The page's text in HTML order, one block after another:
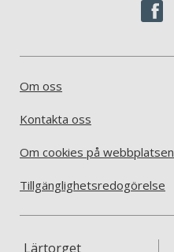
Om oss
Kontakta oss
Om cookies på webbplatsen
Tillgänglighetsredogörelse
Lärtorget